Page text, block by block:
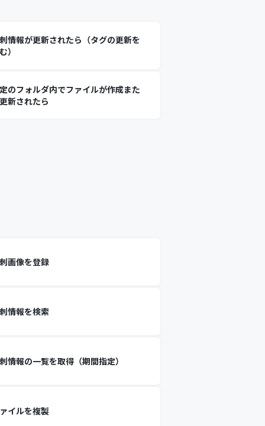
情報が更新されたら（タグの更新を
）
のフォルダ内でファイルが作成また
新されたら
画像を登録
情報を検索
情報の一覧を取得（期間指定）
イルを複製